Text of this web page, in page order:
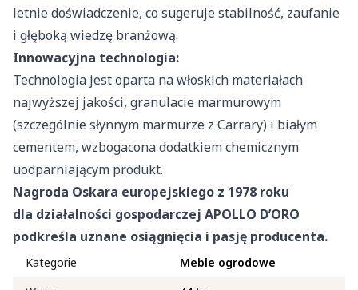
letnie doświadczenie, co sugeruje stabilność, zaufanie
i głęboką wiedzę branżową.
Innowacyjna technologia:
Technologia jest oparta na włoskich materiałach
najwyższej jakości, granulacie marmurowym
(szczególnie słynnym marmurze z Carrary) i białym
cementem, wzbogacona dodatkiem chemicznym
uodparniającym produkt.
Nagroda Oskara europejskiego z 1978 roku
dla działalności gospodarczej APOLLO D’ORO
podkreśla uznane osiągnięcia i pasję producenta.
Kategorie
Meble ogrodowe